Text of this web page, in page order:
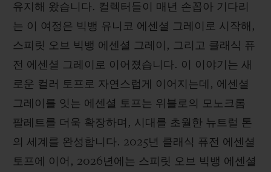
유지해 왔습니다. 컬렉터들이 매년 손꼽아 기다리
는 이 여정은 빅뱅 유니코 에센셜 그레이로 시작해,
스피릿 오브 빅뱅 에센셜 그레이, 그리고 클래식 퓨
전 에센셜 그레이로 이어졌습니다. 이 이야기는 새
로운 컬러 토프로 자연스럽게 이어지는데, 에센셜
그레이를 잇는 에센셜 토프는 위블로의 모노크롬
팔레트를 더욱 확장하며, 시대를 초월한 뉴트럴 톤
의 세계를 완성합니다. 2025년 클래식 퓨전 에센셜
토프에 이어, 2026년에는 스피릿 오브 빅뱅 에센셜